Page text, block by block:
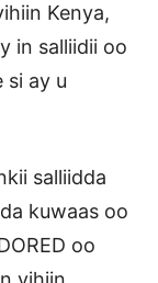
Kenya,
in salliidii oo
si ay u
salliidda
kuwaas oo
oo